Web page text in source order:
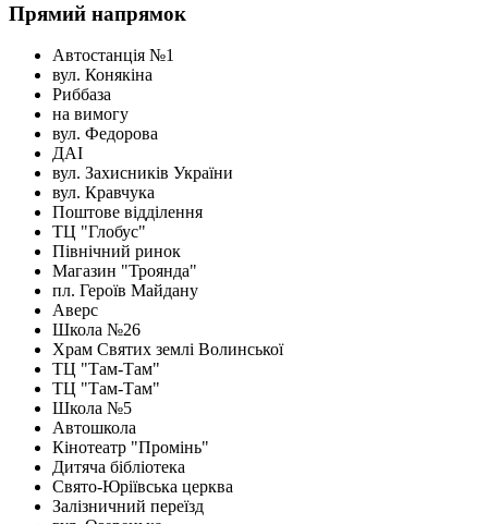
Прямий напрямок
Автостанція №1
вул. Конякіна
Риббаза
на вимогу
вул. Федорова
ДАІ
вул. Захисників України
вул. Кравчука
Поштове відділення
ТЦ "Глобус"
Північний ринок
Магазин "Троянда"
пл. Героїв Майдану
Аверс
Школа №26
Храм Святих землі Волинської
ТЦ "Там-Там"
ТЦ "Там-Там"
Школа №5
Автошкола
Кінотеатр "Промінь"
Дитяча бібліотека
Свято-Юріївська церква
Залізничний переїзд